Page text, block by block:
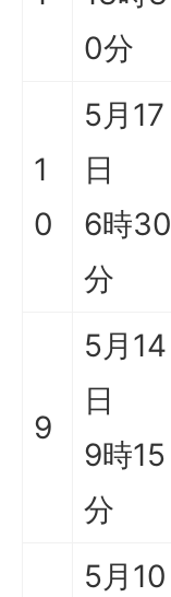
0分
1
0
5月17
日
6時30
分
9
5月14
日
9時15
分
5月10